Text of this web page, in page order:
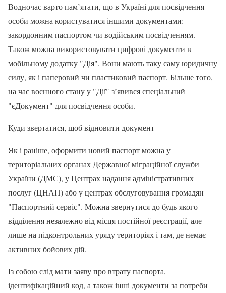
Водночас варто пам’ятати, що в Україні для посвідчення
особи можна користуватися іншими документами:
закордонним паспортом чи водійським посвідченням.
Також можна використовувати цифрові документи в
мобільному додатку "Дія". Вони мають таку саму юридичну
силу, як і паперовий чи пластиковий паспорт. Більше того,
на час воєнного стану у "Дії" з’явився спеціальний
"єДокумент" для посвідчення особи.
Куди звертатися, щоб відновити документ
Як і раніше, оформити новий паспорт можна у
територіальних органах Державної міграційної служби
України (ДМС), у Центрах надання адміністративних
послуг (ЦНАП) або у центрах обслуговування громадян
"Паспортний сервіс". Можна звернутися до будь-якого
відділення незалежно від місця постійної реєстрації, але
лише на підконтрольних уряду територіях і там, де немає
активних бойових дій.
Із собою слід мати заяву про втрату паспорта,
ідентифікаційний код, а також інші документи за потреби